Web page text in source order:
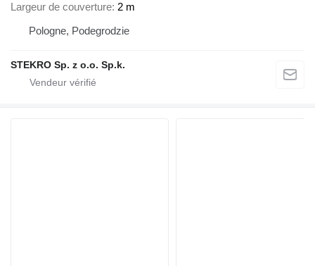
Largeur de couverture 2 m
Pologne, Podegrodzie
STEKRO Sp. z o.o. Sp.k.